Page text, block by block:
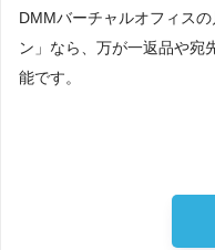
DMMバーチャルオフィス
ン」なら、万が一返品や宛
能です。